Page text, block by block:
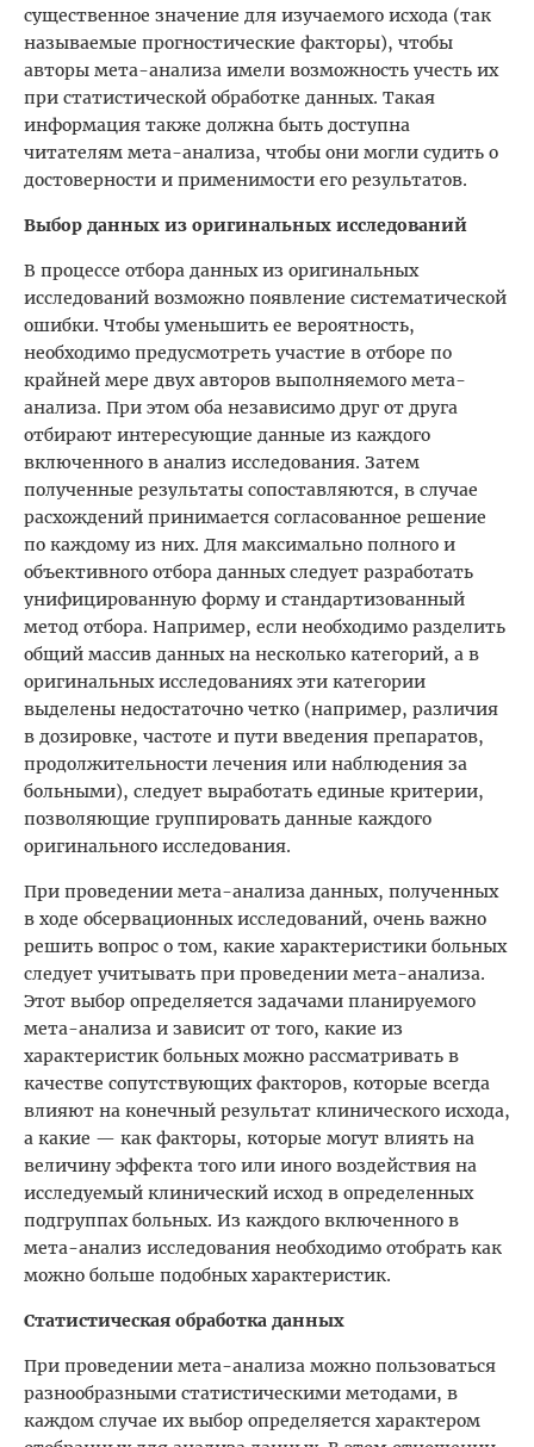
существенное значение для изучаемого исхода (так
называемые прогностические факторы), чтобы
авторы мета-анализа имели возможность учесть их
при статистической обработке данных. Такая
информация также должна быть доступна
читателям мета-анализа, чтобы они могли судить о
достоверности и применимости его результатов.
Выбор данных из оригинальных исследований
В процессе отбора данных из оригинальных
исследований возможно появление систематической
ошибки. Чтобы уменьшить ее вероятность,
необходимо предусмотреть участие в отборе по
крайней мере двух авторов выполняемого мета-
анализа. При этом оба независимо друг от друга
отбирают интересующие данные из каждого
включенного в анализ исследования. Затем
полученные результаты сопоставляются, в случае
расхождений принимается согласованное решение
по каждому из них. Для максимально полного и
объективного отбора данных следует разработать
унифицированную форму и стандартизованный
метод отбора. Например, если необходимо разделить
общий массив данных на несколько категорий, а в
оригинальных исследованиях эти категории
выделены недостаточно четко (например, различия
в дозировке, частоте и пути введения препаратов,
продолжительности лечения или наблюдения за
больными), следует выработать единые критерии,
позволяющие группировать данные каждого
оригинального исследования.
При проведении мета-анализа данных, полученных
в ходе обсервационных исследований, очень важно
решить вопрос о том, какие характеристики больных
следует учитывать при проведении мета-анализа.
Этот выбор определяется задачами планируемого
мета-анализа и зависит от того, какие из
характеристик больных можно рассматривать в
качестве сопутствующих факторов, которые всегда
влияют на конечный результат клинического исхода,
а какие — как факторы, которые могут влиять на
величину эффекта того или иного воздействия на
исследуемый клинический исход в определенных
подгруппах больных. Из каждого включенного в
мета-анализ исследования необходимо отобрать как
можно больше подобных характеристик.
Статистическая обработка данных
При проведении мета-анализа можно пользоваться
разнообразными статистическими методами, в
каждом случае их выбор определяется характером